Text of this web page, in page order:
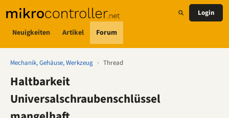
Neuigkeiten Artikel Forum
Login
Mechanik, Gehäuse, Werkzeug › Thread
Haltbarkeit
Universalschraubenschlüssel